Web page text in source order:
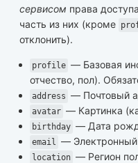
сервисом права
часть из них (кроме
отклонить).
profile — Базовая
отчество, пол).
address — Почтовый
avatar — Картинка
birthday — Дата
email — Электронный
location — Регион